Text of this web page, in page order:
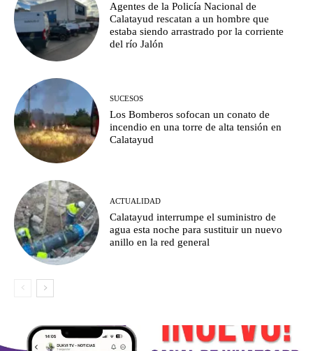
Agentes de la Policía Nacional de
Calatayud rescatan a un hombre que
estaba siendo arrastrado por la corriente
del río Jalón
SUCESOS
Los Bomberos sofocan un conato de
incendio en una torre de alta tensión en
Calatayud
ACTUALIDAD
Calatayud interrumpe el suministro de
agua esta noche para sustituir un nuevo
anillo en la red general